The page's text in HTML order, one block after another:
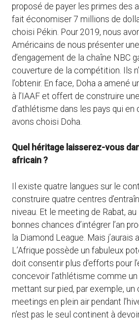
proposé de payer les primes des
fait économiser 7 millions de
choisi Pékin. Pour 2019, nous
Américains de nous présenter
d’engagement de la chaîne NBC
couverture de la compétition. Ils
l’obtenir. En face, Doha a amené
à l’IAAF et offert de construire
d’athlétisme dans les pays qui en
avons choisi Doha.
Quel héritage laisserez-vous
africain ?
Il existe quatre langues sur le
construire quatre centres
niveau. Et le meeting de Rabat,
bonnes chances d’intégrer l’an
la Diamond League. Mais j’aurais
L’Afrique possède un fabuleux
doit consentir plus d’efforts pour
concevoir l’athlétisme comme un
mettant sur pied, par exemple, un
meetings en plein air pendant
n’est pas le seul continent à